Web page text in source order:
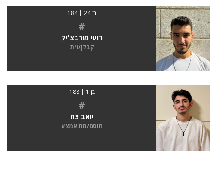
בן 24 | 184
#
רועי מורבצ'יק
קבלן/נית
בן 1 | 188
#
יואב צח
חוסם/מת אמצע